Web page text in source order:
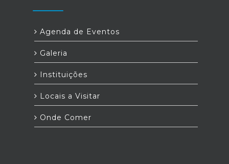
Agenda de Eventos
Galeria
Instituições
Locais a Visitar
Onde Comer